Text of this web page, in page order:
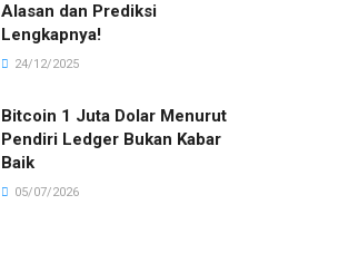
Alasan dan Prediksi
Lengkapnya!
24/12/2025
Bitcoin 1 Juta Dolar Menurut
Pendiri Ledger Bukan Kabar
Baik
05/07/2026